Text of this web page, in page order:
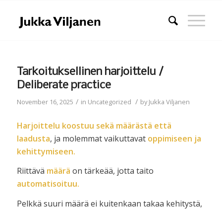
Tarkoituksellinen harjoittelu /
Deliberate practice
November 16, 2025 / in Uncategorized / byJukka Viljanen
Harjoittelu koostuu sekä määrästä että
laadusta, ja molemmat vaikuttavat oppimiseen ja
kehittymiseen.
Riittävä määrä on tärkeää, jotta taito
automatisoituu.
Pelkkä suuri määrä ei kuitenkaan takaa kehitystä,